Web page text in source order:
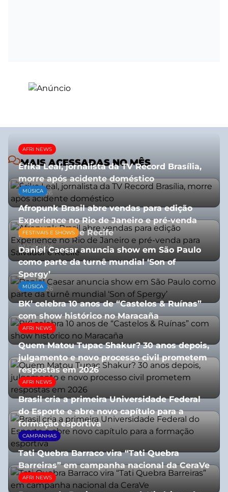
MAIS ACESSADAS NO MÊS
AFRI NEWS
Érika Leal, jornalista da TV Record Brasília,
morre após acidente doméstico
08/07/2026
MÚSICA
Afropunk Brasil abre vendas para edição
Experience no Rio de Janeiro e pré-venda
para Salvador e Recife
03/08/2026
FESTIVAIS E SHOWS
Daniel Caesar anuncia show em São Paulo
como parte da turnê mundial ‘Son of
Spergy’
05/08/2026
MÚSICA
BK’ celebra 10 anos de “Castelos & Ruínas”
com show histórico no Maracaña
06/08/2026
AFRI NEWS
Quem Matou Tupac Shakur? 30 anos depois,
julgamento e novo processo civil prometem
respostas em 2026
05/08/2026
AFRI NEWS
Brasil cria a primeira Universidade Federal
do Esporte e abre novo capítulo para a
formação esportiva
08/07/2026
CAMPANHAS
Tati Quebra Barraco vira “Tati Quebra
Barreiras” em campanha nacional da CeraVe
08/07/2026
AFRI NEWS